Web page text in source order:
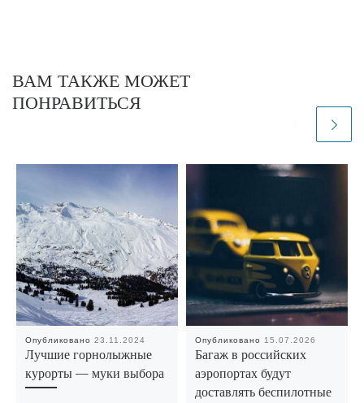
ВАМ ТАКЖЕ МОЖЕТ
ПОНРАВИТЬСЯ
Опубликовано23.11.2024
Лучшие горнолыжные
курорты — муки выбора
Опубликовано 15.07.2026
Багаж в российских
аэропортах будут
доставлять беспилотные